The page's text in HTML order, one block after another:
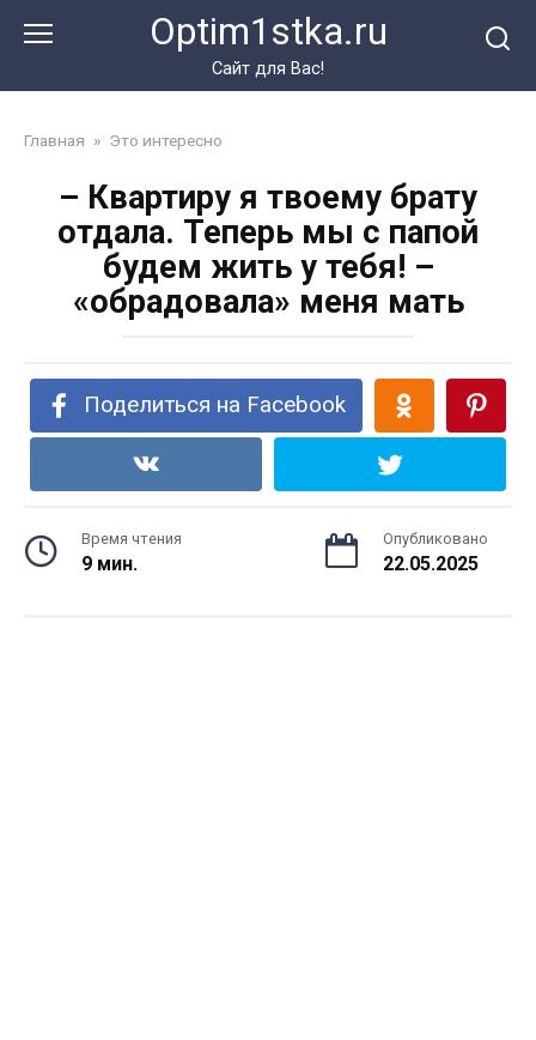
Optim1stka.ru
Сайт для Вас!
Главная » Это интересно
– Квартиру я твоему брату
отдала. Теперь мы с папой
будем жить у тебя! –
«обрадовала» меня мать
Поделиться на Facebook
Время чтения
9 мин.
Опубликовано
22.05.2025